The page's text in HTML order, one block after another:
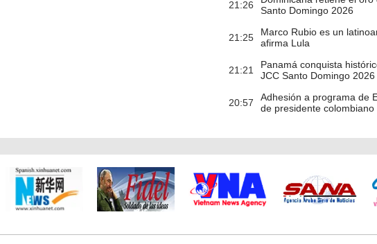
21:26
Santo Domingo 2026
21:25
Marco Rubio es un
afirma Lula
21:21
Panamá conquista
JCC Santo Domingo 2026
20:57
Adhesión a programa de
de presidente colombiano